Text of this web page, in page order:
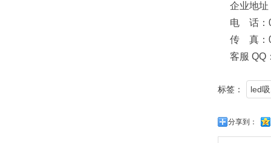
企业地址
电 话：
传 真：
客服 QQ
标签： led
分享到：